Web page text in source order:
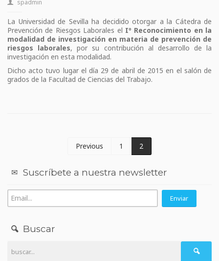
spadmin
La Universidad de Sevilla ha decidido otorgar a la Cátedra de
Prevención de Riesgos Laborales el Iº Reconocimiento en la
modalidad de investigación en materia de prevención de
riesgos laborales, por su contribución al desarrollo de la
investigación en esta modalidad.
Dicho acto tuvo lugar el día 29 de abril de 2015 en el salón de
grados de la Facultad de Ciencias del Trabajo.
Previous 1 2
Suscríbete a nuestra newsletter
Buscar